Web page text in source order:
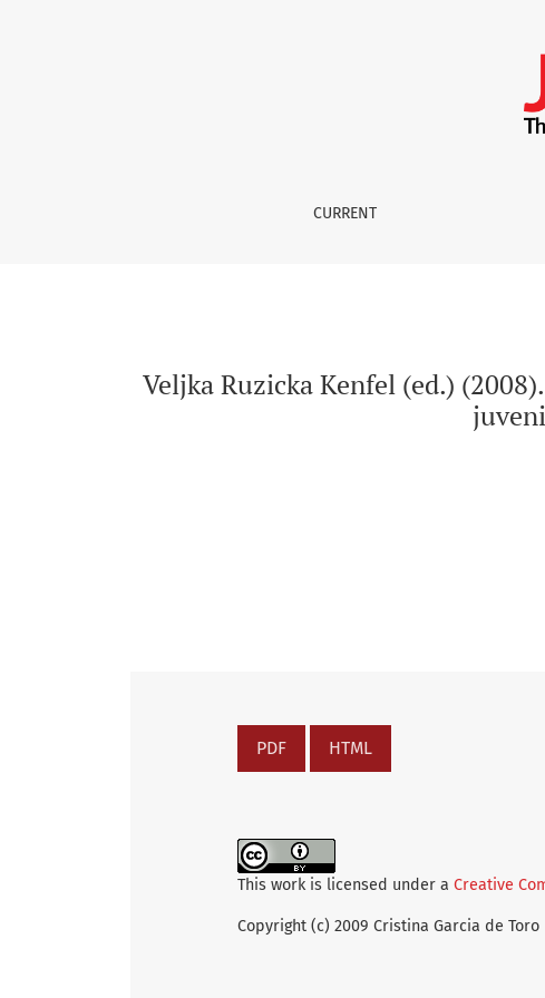
Veljka Ruzicka Kenfel (ed.) (2008). Diálogos
CURRENT
Veljka Ruzicka Kenfel (ed.)
PDF HTML
This work is licensed under a Creative
Copyright (c) 2009 Cristina Garcia de Toro